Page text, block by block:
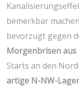
bemerkbar
bevorzugt gegen
Morgenbrisen
Starts an⁢ den
artige N-NW-